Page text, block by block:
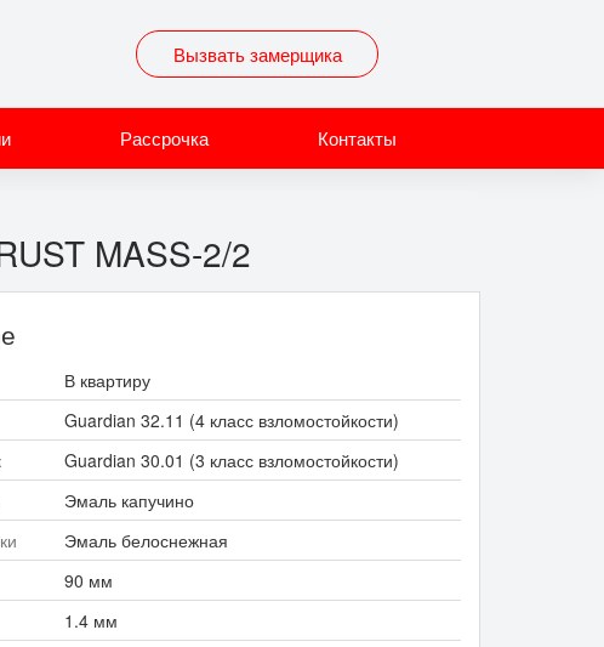
Вызвать замерщика
Рассрочка Контакты
MASS-2/2
В квартиру
Guardian 32.11 (4 класс взломостойкости)
Guardian 30.01 (3 класс взломостойкости)
Эмаль капучино
Эмаль белоснежная
90 мм
1.4 мм